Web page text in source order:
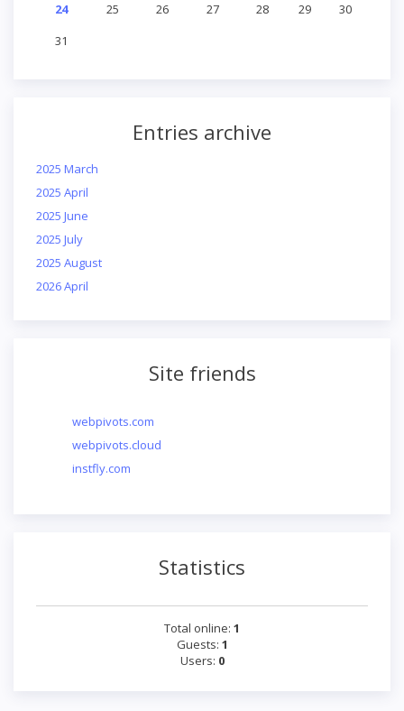
24
25 26 27 28 29
30
31
Entries archive
2025 March
2025 April
2025 June
2025 July
2025 August
2026 April
Site friends
webpivots.com
webpivots.cloud
instfly.com
Statistics
Total online: 1
Guests: 1
Users: 0